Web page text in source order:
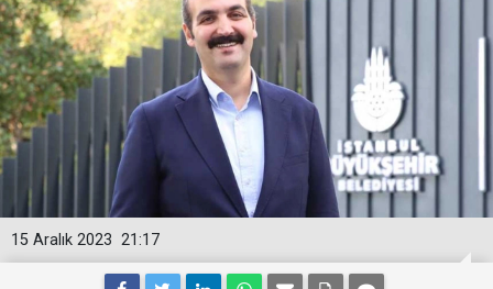
21:17
15 Aralık 2023